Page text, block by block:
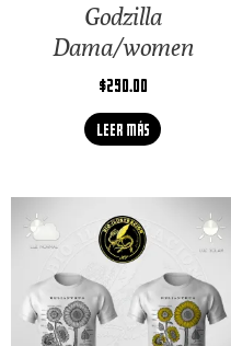
Godzilla
Dama/women
$290.00
Leer más